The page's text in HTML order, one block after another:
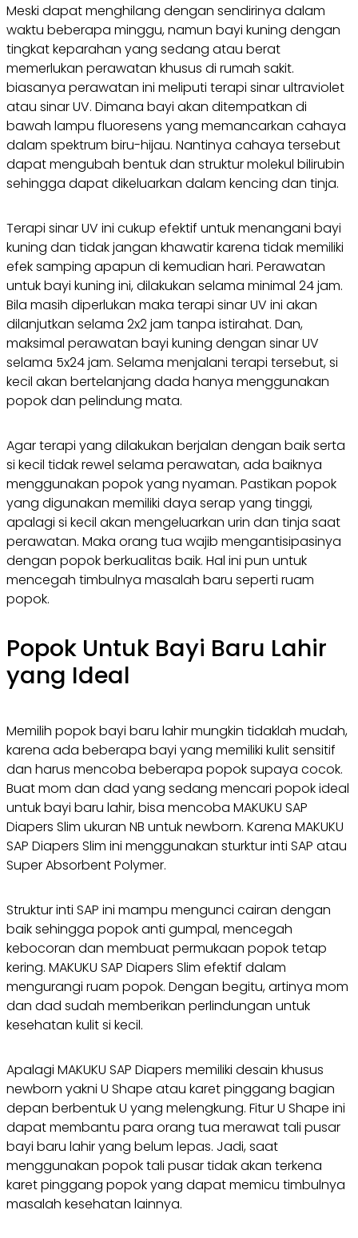
Meski dapat menghilang dengan sendirinya dalam
waktu beberapa minggu, namun bayi kuning dengan
tingkat keparahan yang sedang atau berat
memerlukan perawatan khusus di rumah sakit.
biasanya perawatan ini meliputi terapi sinar ultraviolet
atau sinar UV. Dimana bayi akan ditempatkan di
bawah lampu fluoresens yang memancarkan cahaya
dalam spektrum biru-hijau. Nantinya cahaya tersebut
dapat mengubah bentuk dan struktur molekul bilirubin
sehingga dapat dikeluarkan dalam kencing dan tinja.
Terapi sinar UV ini cukup efektif untuk menangani bayi
kuning dan tidak jangan khawatir karena tidak memiliki
efek samping apapun di kemudian hari. Perawatan
untuk bayi kuning ini, dilakukan selama minimal 24 jam.
Bila masih diperlukan maka terapi sinar UV ini akan
dilanjutkan selama 2x2 jam tanpa istirahat. Dan,
maksimal perawatan bayi kuning dengan sinar UV
selama 5x24 jam. Selama menjalani terapi tersebut, si
kecil akan bertelanjang dada hanya menggunakan
popok dan pelindung mata.
Agar terapi yang dilakukan berjalan dengan baik serta
si kecil tidak rewel selama perawatan, ada baiknya
menggunakan popok yang nyaman. Pastikan popok
yang digunakan memiliki daya serap yang tinggi,
apalagi si kecil akan mengeluarkan urin dan tinja saat
perawatan. Maka orang tua wajib mengantisipasinya
dengan popok berkualitas baik. Hal ini pun untuk
mencegah timbulnya masalah baru seperti ruam
popok.
Popok Untuk Bayi Baru Lahir
yang Ideal
Memilih popok bayi baru lahir mungkin tidaklah mudah,
karena ada beberapa bayi yang memiliki kulit sensitif
dan harus mencoba beberapa popok supaya cocok.
Buat mom dan dad yang sedang mencari popok ideal
untuk bayi baru lahir, bisa mencoba MAKUKU SAP
Diapers Slim ukuran NB untuk newborn. Karena MAKUKU
SAP Diapers Slim ini menggunakan sturktur inti SAP atau
Super Absorbent Polymer.
Struktur inti SAP ini mampu mengunci cairan dengan
baik sehingga popok anti gumpal, mencegah
kebocoran dan membuat permukaan popok tetap
kering. MAKUKU SAP Diapers Slim efektif dalam
mengurangi ruam popok. Dengan begitu, artinya mom
dan dad sudah memberikan perlindungan untuk
kesehatan kulit si kecil.
Apalagi MAKUKU SAP Diapers memiliki desain khusus
newborn yakni U Shape atau karet pinggang bagian
depan berbentuk U yang melengkung. Fitur U Shape ini
dapat membantu para orang tua merawat tali pusar
bayi baru lahir yang belum lepas. Jadi, saat
menggunakan popok tali pusar tidak akan terkena
karet pinggang popok yang dapat memicu timbulnya
masalah kesehatan lainnya.